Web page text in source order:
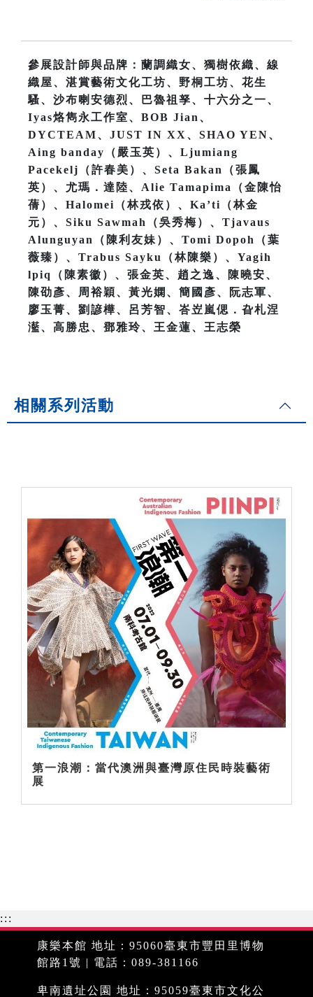
參展設計師與品牌：蘭調織女、獨樹依織、線
織屋、湛賞藝術文化工坊、野桐工坊、花生
騷、沙布喇安德烈、巴魯祖孥、十六分之一、
Iyas烙雋永工作室、BOB Jian、
DYCTEAM、JUST IN XX、SHAO YEN、
Aing banday（嚴玉英）、Ljumiang
Pacekelj（許春美）、Seta Bakan（張鳳
英）、尤瑪．達陸、Alie Tamapima（金陳怡
蒨）、Halomei（林戎依）、Ka’ti（林金
元）、Siku Sawmah（吳秀梅）、Tjavaus
Alunguyan（陳利友妹）、Tomi Dopoh（葉
薇臻）、Trabus Sayku（林陳樂）、Yagih
lpiq（陳素徽）、張金英、趙之逸、陳曉安、
陳劭彥、周裕穎、黃光嫻、簡國彥、阮志軍、
廖玉菁、劉諺樺、呂芳智、峇岦嵐偲．旮札涅
灆、高勝忠、鄧雅玲、王金蓮、王志榮
相關系列活動
第一浪潮：當代澳洲與臺灣原住民時裝藝術
展
:::
康樂本館 地址：95060臺東市豐田里博物
館路1號 | 電話：089-381166
卑南遺址公園 地址：95059臺東市文化公